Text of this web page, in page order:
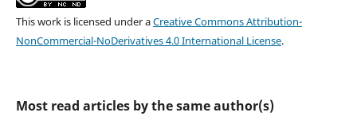
This work is licensed under aCreative Commons Attribution-
NonCommercial-NoDerivatives 4.0 International License.
Most read articles by the same author(s)